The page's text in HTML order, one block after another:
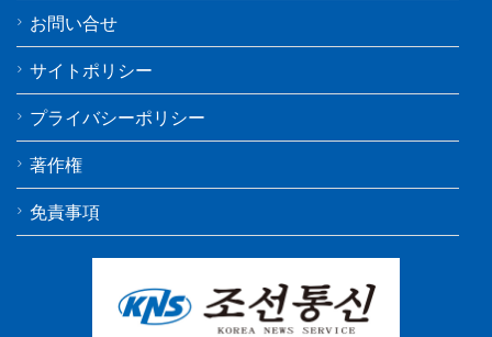
お問い合せ
サイトポリシー
プライバシーポリシー
著作権
免責事項